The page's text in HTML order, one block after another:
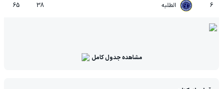
6 الطلبه 38
65
مشاهده جدول کامل